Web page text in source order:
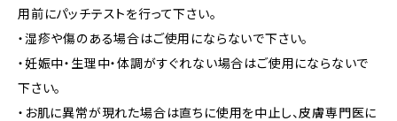
用前にパッチテストを行って下さい。
・湿疹や傷のある場合はご使用にならないで下さい。
・妊娠中・生理中・体調がすぐれない場合はご使用にならないで
下さい。
・お肌に異常が現れた場合は直ちに使用を中止し、皮膚専門医に